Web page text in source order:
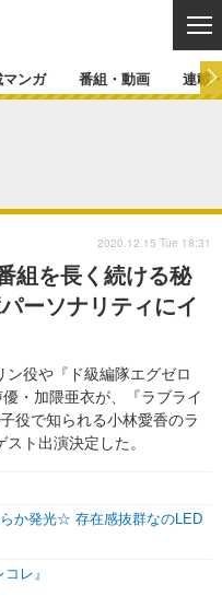
マンガ
イベント
新帝スタ
カバー
連載一覧
ラジオ
マンガ 番組・動画 連載
組を長く続ける秘
ーソナリティにイ
ン役や『ド級編隊エグゼロ
・加隈亜衣が、『ラブライ
役で知られる小林愛香のラ
ト出演決定した。
か発光☆ 存在感抜群なのLED
レ』
2020.12.15 Tue 18:31